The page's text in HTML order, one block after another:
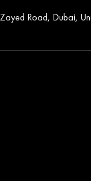
Road, Dubai,